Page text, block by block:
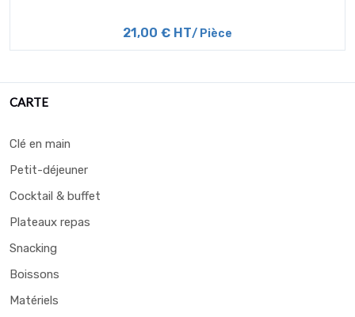
21,00 € HT/ Pièce
CARTE
Clé en main
Petit-déjeuner
Cocktail & buffet
Plateaux repas
Snacking
Boissons
Matériels